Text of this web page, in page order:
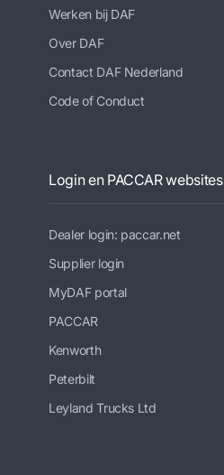
Werken bij DAF
Over DAF
Contact DAF Nederland
Code of Conduct
Login en PACCAR websites
Dealer login: paccar.net
Supplier login
MyDAF portal
PACCAR
Kenworth
Peterbilt
Leyland Trucks Ltd